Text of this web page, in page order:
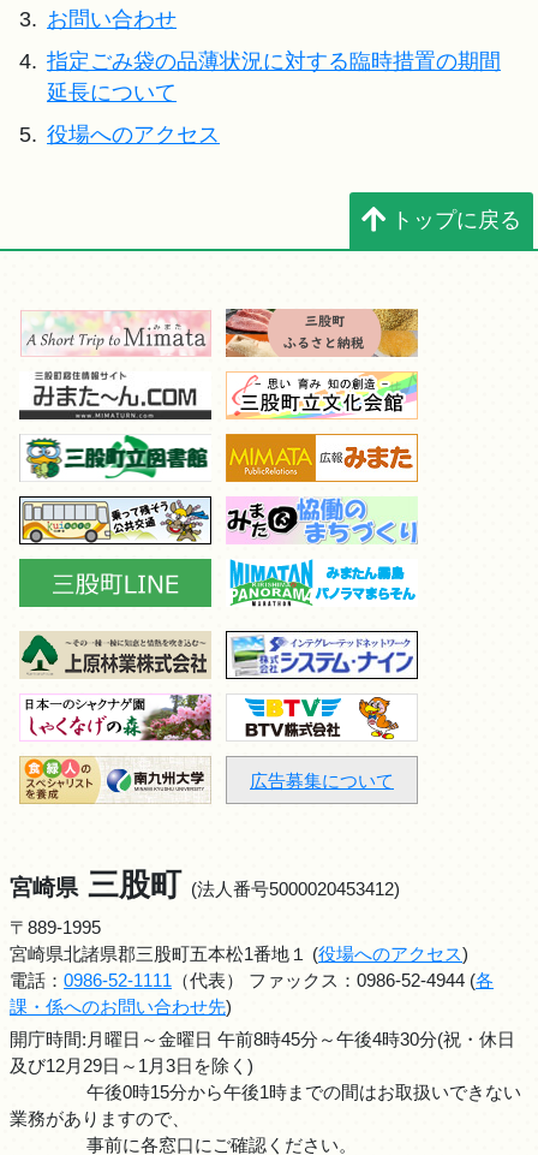
3. お問い合わせ
4. 指定ごみ袋の品薄状況に対する臨時措置の期間
延長について
5. 役場へのアクセス
トップに戻る
広告募集について
宮崎県 三股町 (法人番号5000020453412)
〒889-1995
宮崎県北諸県郡三股町五本松1番地１ (役場へのアクセス)
電話： 0986-52-1111 （代表） ファックス：0986-52-4944 (各
課・係へのお問い合わせ先)
開庁時間:月曜日～金曜日 午前8時45分～午後4時30分(祝・休日
及び12月29日～1月3日を除く)
午後0時15分から午後1時までの間はお取扱いできない
業務がありますので、
事前に各窓口にご確認ください。